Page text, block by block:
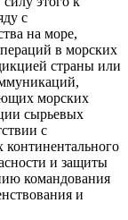
с
на море,
в морских
страны или
морских
сырьевых
с
и защиты
командования
и